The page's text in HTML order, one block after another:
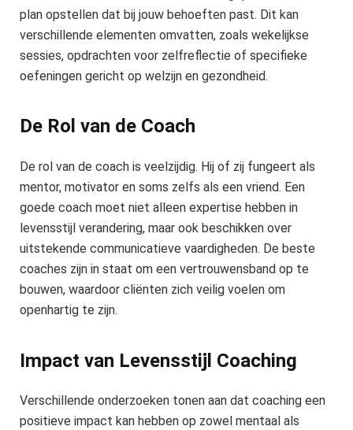
plan opstellen dat bij jouw behoeften past. Dit kan
verschillende elementen omvatten, zoals wekelijkse
sessies, opdrachten voor zelfreflectie of specifieke
oefeningen gericht op welzijn en gezondheid.
De Rol van de Coach
De rol van de coach is veelzijdig. Hij of zij fungeert als
mentor, motivator en soms zelfs als een vriend. Een
goede coach moet niet alleen expertise hebben in
levensstijl verandering, maar ook beschikken over
uitstekende communicatieve vaardigheden. De beste
coaches zijn in staat om een vertrouwensband op te
bouwen, waardoor cliënten zich veilig voelen om
openhartig te zijn.
Impact van Levensstijl Coaching
Verschillende onderzoeken tonen aan dat coaching een
positieve impact kan hebben op zowel mentaal als